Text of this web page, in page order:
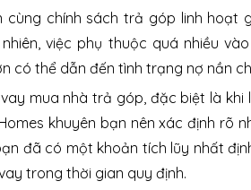
cùng chính sách trả góp linh hoạt
việc phụ thuộc quá nhiều
có thể dẫn đến tình trạng nợ nần
mua nhà trả góp, đặc biệt là
khuyên bạn nên xác định rõ
đã có một khoản tích lũy nhất
trong thời gian quy định.